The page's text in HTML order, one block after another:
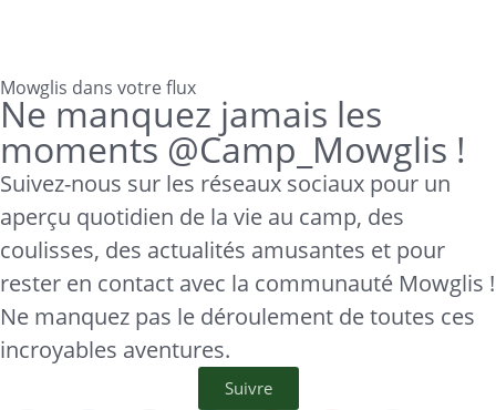
Mowglis dans votre flux
Ne manquez jamais les
moments @Camp_Mowglis !
Suivez-nous sur les réseaux sociaux pour un
aperçu quotidien de la vie au camp, des
coulisses, des actualités amusantes et pour
rester en contact avec la communauté Mowglis !
Ne manquez pas le déroulement de toutes ces
incroyables aventures.
Suivre